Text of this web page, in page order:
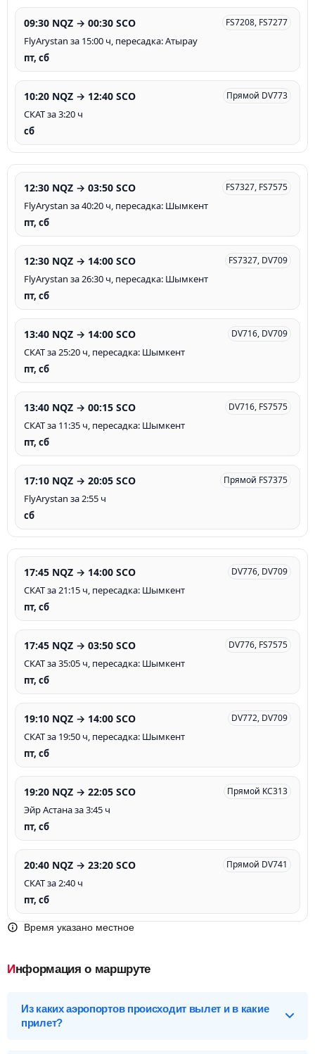
09:30 NQZ → 00:30 SCO FS7208, FS7277
FlyArystan за 15:00 ч, пересадка: Атырау
пт, сб
10:20 NQZ → 12:40 SCO Прямой DV773
СКАТ за 3:20 ч
сб
12:30 NQZ → 03:50 SCO FS7327, FS7575
FlyArystan за 40:20 ч, пересадка: Шымкент
пт, сб
12:30 NQZ → 14:00 SCO FS7327, DV709
FlyArystan за 26:30 ч, пересадка: Шымкент
пт, сб
13:40 NQZ → 14:00 SCO DV716, DV709
СКАТ за 25:20 ч, пересадка: Шымкент
пт, сб
13:40 NQZ → 00:15 SCO DV716, FS7575
СКАТ за 11:35 ч, пересадка: Шымкент
пт, сб
17:10 NQZ → 20:05 SCO Прямой FS7375
FlyArystan за 2:55 ч
сб
17:45 NQZ → 14:00 SCO DV776, DV709
СКАТ за 21:15 ч, пересадка: Шымкент
пт, сб
17:45 NQZ → 03:50 SCO DV776, FS7575
СКАТ за 35:05 ч, пересадка: Шымкент
пт, сб
19:10 NQZ → 14:00 SCO DV772, DV709
СКАТ за 19:50 ч, пересадка: Шымкент
пт, сб
19:20 NQZ → 22:05 SCO Прямой KC313
Эйр Астана за 3:45 ч
пт, сб
20:40 NQZ → 23:20 SCO Прямой DV741
СКАТ за 2:40 ч
пт, сб
Время указано местное
Информация о маршруте
Из каких аэропортов происходит вылет и в какие
прилет?